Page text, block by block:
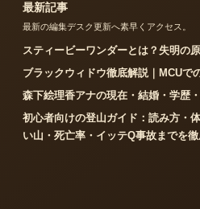
最新記事
最新の編集デスク更新へ素早くアクセス。
スティービーワンダーとは？失明の
ブラックウィドウ徹底解説｜MCUで
森下絵理香アナの現在・結婚・学歴
初心者向けの登山ガイド：読み方・
い山・死亡率・イッテQ事故までを